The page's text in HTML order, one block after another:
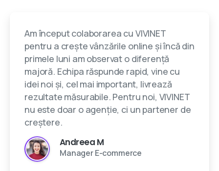
Am început colaborarea cu VIVINET
pentru a crește vânzările online și încă din
primele luni am observat o diferență
majoră. Echipa răspunde rapid, vine cu
idei noi și, cel mai important, livrează
rezultate măsurabile. Pentru noi, VIVINET
nu este doar o agenție, ci un partener de
creștere.
Andreea M
Manager E-commerce